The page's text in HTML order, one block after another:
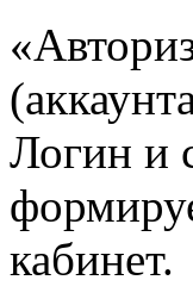
Логин и
кабинет.